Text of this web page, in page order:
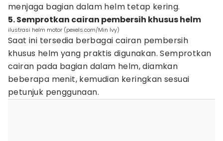
menjaga bagian dalam helm tetap kering.
5. Semprotkan cairan pembersih khusus helm
ilustrasi helm motor (pexels.com/Min Ivy)
Saat ini tersedia berbagai cairan pembersih
khusus helm yang praktis digunakan. Semprotkan
cairan pada bagian dalam helm, diamkan
beberapa menit, kemudian keringkan sesuai
petunjuk penggunaan.